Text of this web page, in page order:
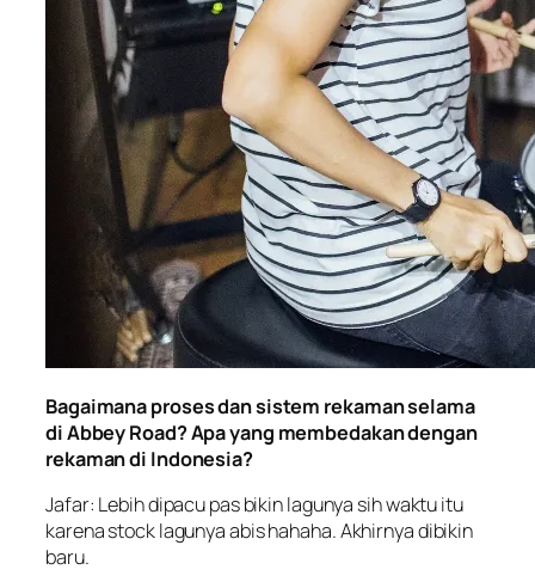
Bagaimana proses dan sistem rekaman selama
di Abbey Road? Apa yang membedakan dengan
rekaman di Indonesia?
Jafar: Lebih dipacu pas bikin lagunya sih waktu itu
karenastocklagunya abis hahaha. Akhirnya dibikin
baru.